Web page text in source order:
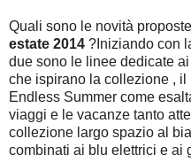
Quali sono le novità
estate 2014 ?Iniziando con
due sono le linee dedicate
che ispirano la collezione ,
Endless Summer come
viaggi e le vacanze tanto
collezione largo spazio al
combinati ai blu elettrici e ai